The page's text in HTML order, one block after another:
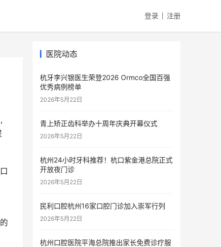
登录 注册
医院动态
杭牙李兴银医生荣登2026 Ormco全国百强
优秀病例榜单
2026年5月22日
青上矫正齿科举办十周年庆典开幕仪式
2026年5月22日
杭州24小时牙科推荐！杭口紫金港总院正式
开放夜门诊
2026年5月22日
民利口腔杭州16家口腔门诊加入崇军行列
2026年5月22日
杭州口腔医院平海总院推出家长免费诊疗服